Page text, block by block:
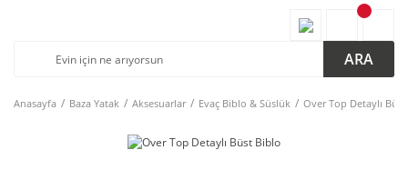
ARA
Anasayfa Baza Yatak Aksesuarlar Evaç Biblo & Süslük Over Top Detaylı